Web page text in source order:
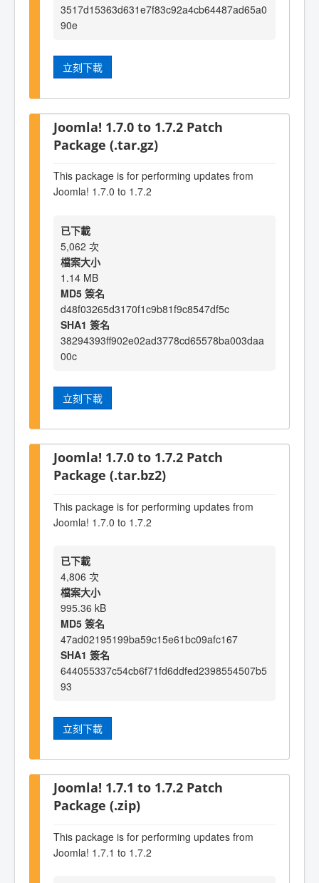
3517d15363d631e7f83c92a4cb64487ad65a0
90e
立刻下載
Joomla! 1.7.0 to 1.7.2 Patch
Package (.tar.gz)
This package is for performing updates from
Joomla! 1.7.0 to 1.7.2
已下載
5,062 次
檔案大小
1.14 MB
MD5 簽名
d48f03265d3170f1c9b81f9c8547df5c
SHA1 簽名
38294393ff902e02ad3778cd65578ba003daa
00c
立刻下載
Joomla! 1.7.0 to 1.7.2 Patch
Package (.tar.bz2)
This package is for performing updates from
Joomla! 1.7.0 to 1.7.2
已下載
4,806 次
檔案大小
995.36 kB
MD5 簽名
47ad02195199ba59c15e61bc09afc167
SHA1 簽名
644055337c54cb6f71fd6ddfed2398554507b5
93
立刻下載
Joomla! 1.7.1 to 1.7.2 Patch
Package (.zip)
This package is for performing updates from
Joomla! 1.7.1 to 1.7.2